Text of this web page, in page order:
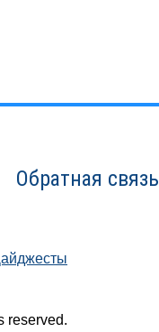
Обратная связь
reserved.